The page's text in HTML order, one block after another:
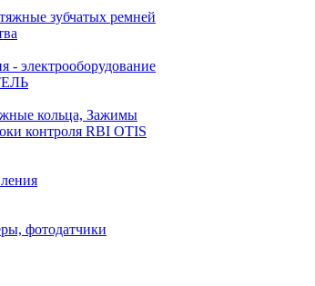
зубчатых ремней
- электрооборудование
кольца, Зажимы
контроля RBI OTIS
фотодатчики